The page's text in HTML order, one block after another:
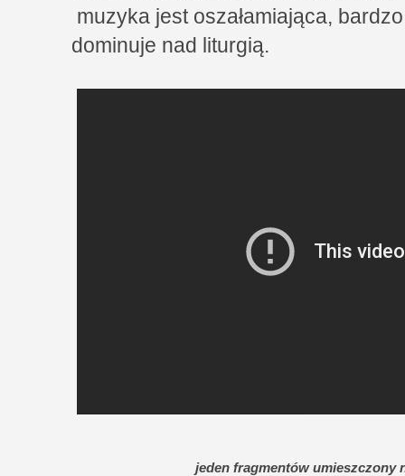
muzyka jest oszałamiająca,
dominuje nad liturgią.
jeden fragmentów umieszczony